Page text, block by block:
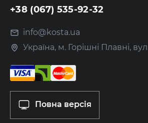
+38 (067) 535-92-32
info@kosta.ua
Україна, м. Горішні Плавні,
Повна версія